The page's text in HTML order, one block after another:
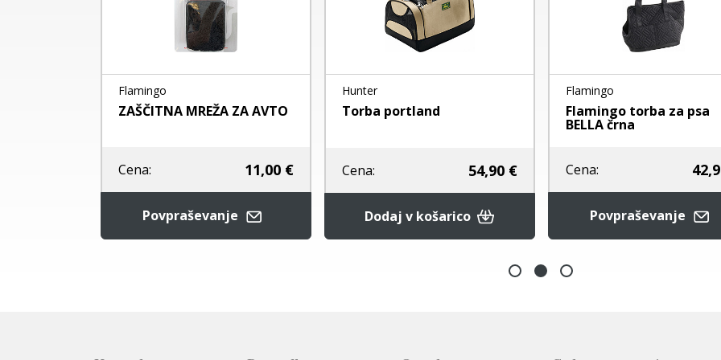
Flamingo
ZAŠČITNA MREŽA ZA AVTO
Cena: 11,00 €
Povpraševanje
Hunter
Torba portland
Cena: 54,90 €
Dodaj v košarico
Flamingo
Flamingo torba za psa
BELLA črna
Cena:
Povpraševanje